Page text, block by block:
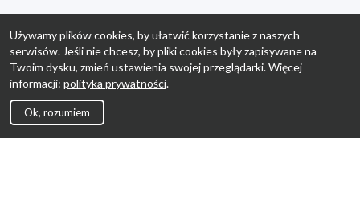
Używamy plików cookies, by ułatwić korzystanie z naszych
serwisów. Jeśli nie chcesz, by pliki cookies były zapisywane na
Twoim dysku, zmień ustawienia swojej przeglądarki. Więcej
informacji: polityka prywatności.
Ok, rozumiem